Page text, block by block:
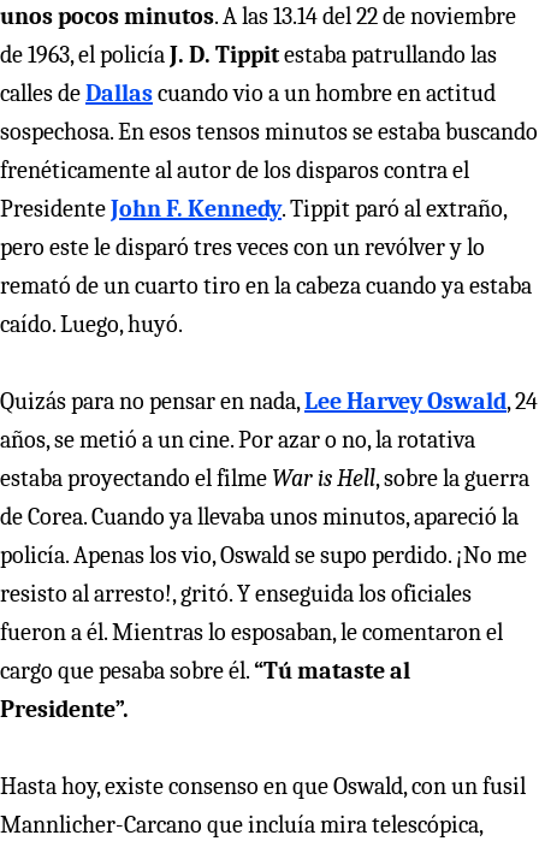
unos pocos minutos. A las 13.14 del 22 de noviembre
de 1963, el policíaJ. D. Tippitestaba patrullando las
calles deDallascuando vio a un hombre en actitud
sospechosa. En esos tensos minutos se estaba buscando
frenéticamente al autor de los disparos contra el
PresidenteJohn F. Kennedy. Tippit paró al extraño,
pero este le disparó tres veces con un revólver y lo
remató de un cuarto tiro en la cabeza cuando ya estaba
caído. Luego, huyó.
Quizás para no pensar en nada,Lee Harvey Oswald, 24
años, se metió a un cine. Por azar o no, la rotativa
estaba proyectando el filme War is Hell, sobre la guerra
de Corea. Cuando ya llevaba unos minutos, apareció la
policía. Apenas los vio, Oswald se supo perdido. ¡No me
resisto al arresto!, gritó. Y enseguida los oficiales
fueron a él. Mientras lo esposaban, le comentaron el
cargo que pesaba sobre él.“Tú mataste al
Presidente”.
Hasta hoy, existe consenso en que Oswald, con un fusil
Mannlicher-Carcano que incluía mira telescópica,